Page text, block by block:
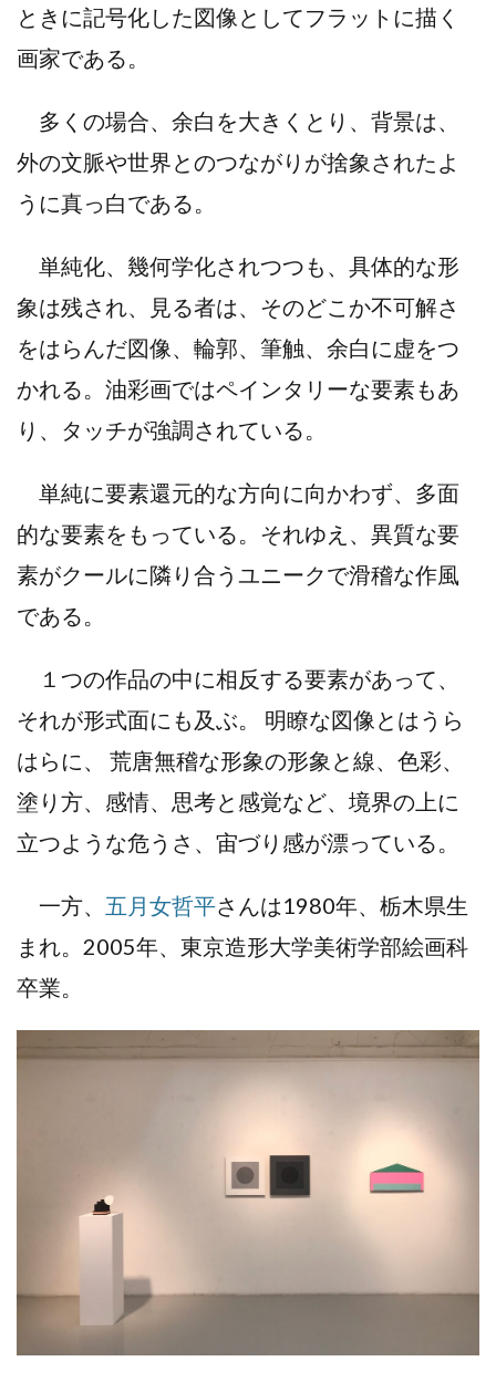
ときに記号化した図像としてフラットに描く
画家である。
多くの場合、余白を大きくとり、背景は、
外の文脈や世界とのつながりが捨象されたよ
うに真っ白である。
単純化、幾何学化されつつも、具体的な形
象は残され、見る者は、そのどこか不可解さ
をはらんだ図像、輪郭、筆触、余白に虚をつ
かれる。油彩画ではペインタリーな要素もあ
り、タッチが強調されている。
単純に要素還元的な方向に向かわず、多面
的な要素をもっている。それゆえ、異質な要
素がクールに隣り合うユニークで滑稽な作風
である。
１つの作品の中に相反する要素があって、
それが形式面にも及ぶ。 明瞭な図像とはうら
はらに、 荒唐無稽な形象の形象と線、色彩、
塗り方、感情、思考と感覚など、境界の上に
立つような危うさ、宙づり感が漂っている。
一方、 五月女哲平さんは1980年、栃木県生
まれ。2005年、東京造形大学美術学部絵画科
卒業。